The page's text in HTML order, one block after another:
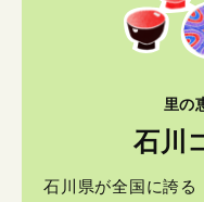
里の
石川
石川県が全国に誇る